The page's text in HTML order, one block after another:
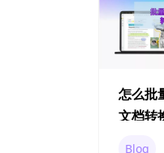
怎么批
文档转
Blog